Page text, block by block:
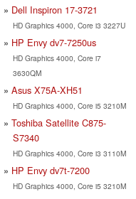
Dell Inspiron 17-3721
HD Graphics 4000, Core i3 3227U
HP Envy dv7-7250us
HD Graphics 4000, Core i7
3630QM
Asus X75A-XH51
HD Graphics 4000, Core i5 3210M
Toshiba Satellite C875-
S7340
HD Graphics 4000, Core i3 3110M
HP Envy dv7t-7200
HD Graphics 4000, Core i5 3210M